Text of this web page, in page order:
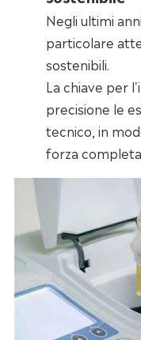
Negli ultimi
particolare
sostenibili.
La chiave per
precisione le
tecnico, in
forza